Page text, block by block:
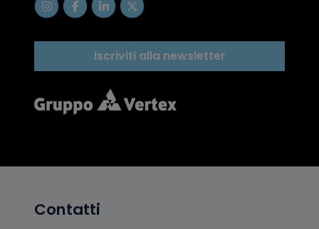
Iscriviti alla newsletter
Contatti